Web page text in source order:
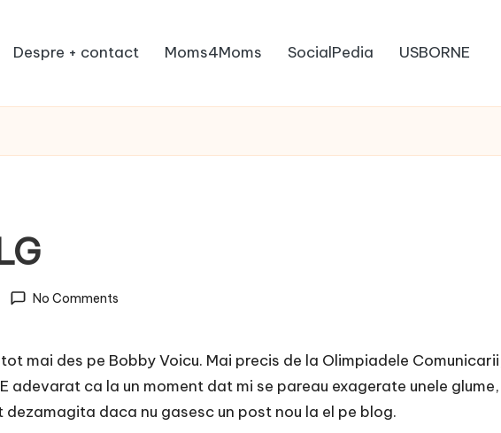
Despre + contact Moms4Moms SocialPedia USBORNE
No Comments
mai des pe Bobby Voicu. Mai precis de la Olimpiadele
adevarat ca la un moment dat mi se pareau exagerate unele
daca nu gasesc un post nou la el pe blog.